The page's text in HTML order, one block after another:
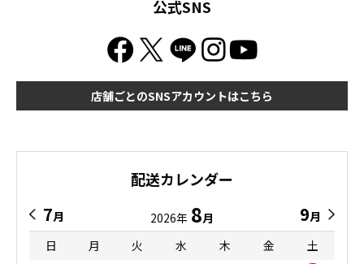
公式SNS
店舗ごとのSNSアカウントはこちら
配送カレンダー
7月 2026年 8月 9月
日
月 火 水 木 金 土